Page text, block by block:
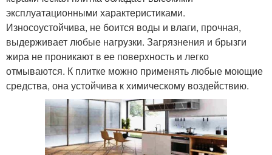
эксплуатационными характеристиками.
Износоустойчива, не боится воды и влаги, прочная,
выдерживает любые нагрузки. Загрязнения и брызги
жира не проникают в ее поверхность и легко
отмываются. К плитке можно применять любые моющие
средства, она устойчива к химическому воздействию.